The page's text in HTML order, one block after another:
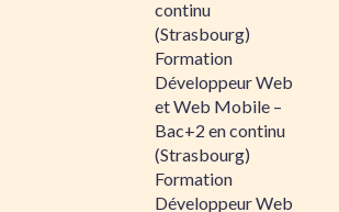
continu
(Strasbourg)
Formation
Développeur Web
et Web Mobile –
Bac+2 en continu
(Strasbourg)
Formation
Développeur Web